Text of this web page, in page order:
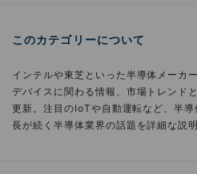
このカテゴリーについて
インテルや東芝といった半導体メーカ
デバイスに関わる情報、市場トレンド
更新。注目のIoTや自動運転など、半
長が続く半導体業界の話題を詳細な説